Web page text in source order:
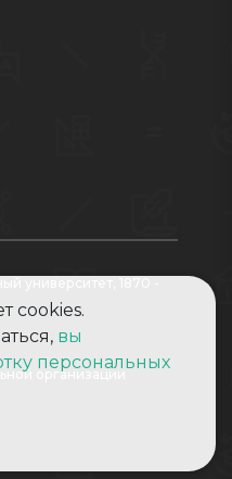
организации
cookies.
вы
персональных